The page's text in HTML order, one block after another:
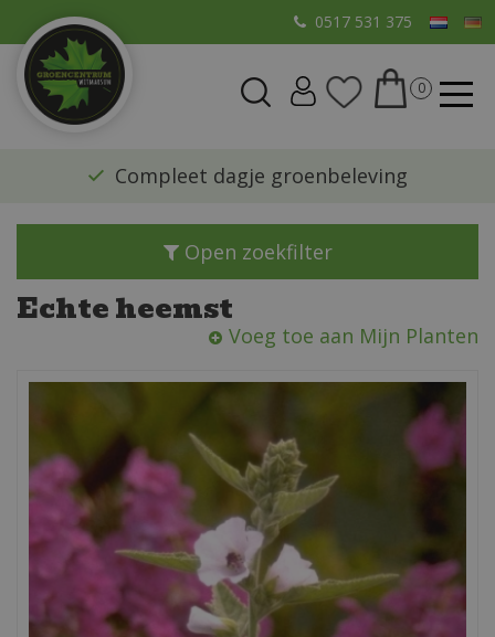
a
0517 531 375
​Compleet dagje groenbeleving
Open zoekfilter
Echte heemst
Voeg toe aan Mijn Planten